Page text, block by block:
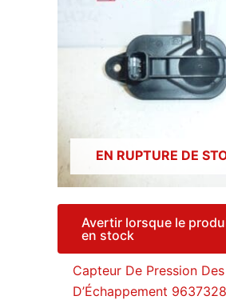
EN RUPTURE DE
Avertir lorsque le
en stock
Capteur De Pression
D’Échappement